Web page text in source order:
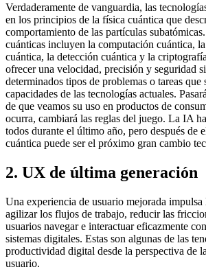
Verdaderamente de vanguardia, las
en los principios de la física cuántica que
comportamiento de las partículas
cuánticas incluyen la computación cuántica,
cuántica, la detección cuántica y la
ofrecer una velocidad, precisión y seguridad
determinados tipos de problemas o tareas que
capacidades de las tecnologías actuales.
de que veamos su uso en productos de
ocurra, cambiará las reglas del juego. La IA
todos durante el último año, pero después de
cuántica puede ser el próximo gran cambio
2. UX de última generación
Una experiencia de usuario mejorada
agilizar los flujos de trabajo, reducir las
usuarios navegar e interactuar eficazmente
sistemas digitales. Estas son algunas de las
productividad digital desde la perspectiva de
usuario.